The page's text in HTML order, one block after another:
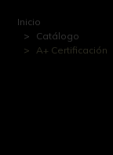
Inicio
Catálogo
A+ Certificación